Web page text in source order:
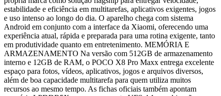
estabilidade e eficiência em multitarefas, aplicativos exigentes, jogos
e uso intenso ao longo do dia. O aparelho chega com sistema
Android em conjunto com a interface da Xiaomi, oferecendo uma
experiência atual, rápida e preparada para uma rotina exigente, tanto
em produtividade quanto em entretenimento. MEMÓRIA E
ARMAZENAMENTO Na versão com 512GB de armazenamento
interno e 12GB de RAM, o POCO X8 Pro Maxx entrega excelente
espaço para fotos, vídeos, aplicativos, jogos e arquivos diversos,
além de boa capacidade multitarefa para quem utiliza muitos
recursos ao mesmo tempo. As fichas oficiais também apontam